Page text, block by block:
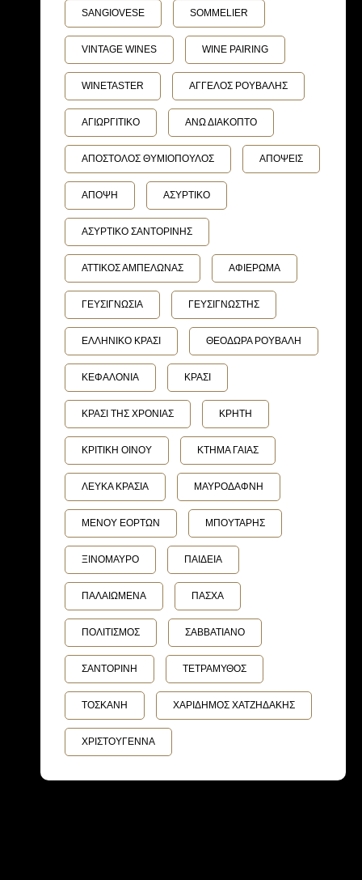
SANGIOVESE SOMMELIER
VINTAGE WINES WINE PAIRING
WINETASTER ΑΓΓΕΛΟΣ ΡΟΥΒΑΛΗΣ
ΑΓΙΩΡΓΙΤΙΚΟ ΑΝΩ ΔΙΑΚΟΠΤΟ
ΑΠΟΣΤΟΛΟΣ ΘΥΜΙΟΠΟΥΛΟΣ ΑΠΟΨΕΙΣ
ΑΠΟΨΗ ΑΣΥΡΤΙΚΟ
ΑΣΥΡΤΙΚΟ ΣΑΝΤΟΡΙΝΗΣ
ΑΤΤΙΚΟΣ ΑΜΠΕΛΩΝΑΣ ΑΦΙΕΡΩΜΑ
ΓΕΥΣΙΓΝΩΣΙΑ ΓΕΥΣΙΓΝΩΣΤΗΣ
ΕΛΛΗΝΙΚΟ ΚΡΑΣΙ ΘΕΟΔΩΡΑ ΡΟΥΒΑΛΗ
ΚΕΦΑΛΟΝΙΑ ΚΡΑΣΙ
ΚΡΑΣΙ ΤΗΣ ΧΡΟΝΙΑΣ ΚΡΗΤΗ
ΚΡΙΤΙΚΗ ΟΙΝΟΥ ΚΤΗΜΑ ΓΑΙΑΣ
ΛΕΥΚΑ ΚΡΑΣΙΑ ΜΑΥΡΟΔΑΦΝΗ
ΜΕΝΟΥ ΕΟΡΤΩΝ ΜΠΟΥΤΑΡΗΣ
ΞΙΝΟΜΑΥΡΟ ΠΑΙΔΕΙΑ
ΠΑΛΑΙΩΜΕΝΑ ΠΑΣΧΑ
ΠΟΛΙΤΙΣΜΟΣ ΣΑΒΒΑΤΙΑΝΟ
ΣΑΝΤΟΡΙΝΗ ΤΕΤΡΑΜΥΘΟΣ
ΤΟΣΚΑΝΗ ΧΑΡΙΔΗΜΟΣ ΧΑΤΖΗΔΑΚΗΣ
ΧΡΙΣΤΟΥΓΕΝΝΑ